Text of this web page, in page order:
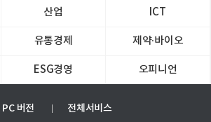
산업 ICT
유통경제 제약∙바이오
ESG경영 오피니언
PC 버전 전체서비스